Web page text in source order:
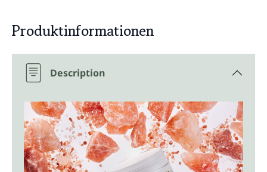
Produktinformationen
Description